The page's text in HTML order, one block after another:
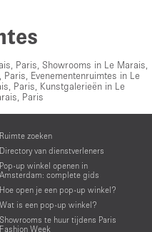
Paris Showrooms in Le Marais,
Paris Evenementenruimtes in Le
Paris Kunstgalerieën in Le
Paris
Ruimte zoeken
Directory van dienstverleners
Pop-up winkel openen in
Amsterdam: complete gids
Hoe open je een pop-up winkel?
Wat is een pop-up winkel?
Showrooms te huur tijdens Paris
Fashion Week